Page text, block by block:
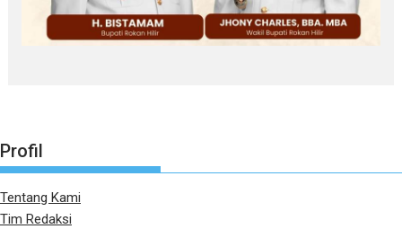
Profil
Tentang Kami
Tim Redaksi